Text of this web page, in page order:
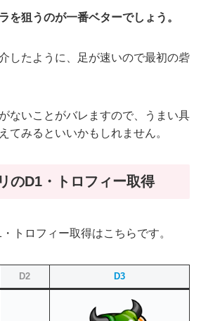
を狙うのが一番ベターでしょう。
したように、足が速いので最初の砦
ないことがバレますので、うまい具
てみるといいかもしれません。
のD1・トロフィー取得
トロフィー取得はこちらです。
D2 D3